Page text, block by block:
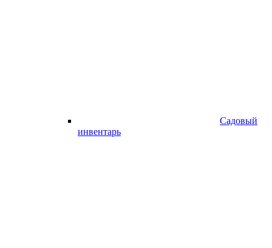
Садовый
инвентарь